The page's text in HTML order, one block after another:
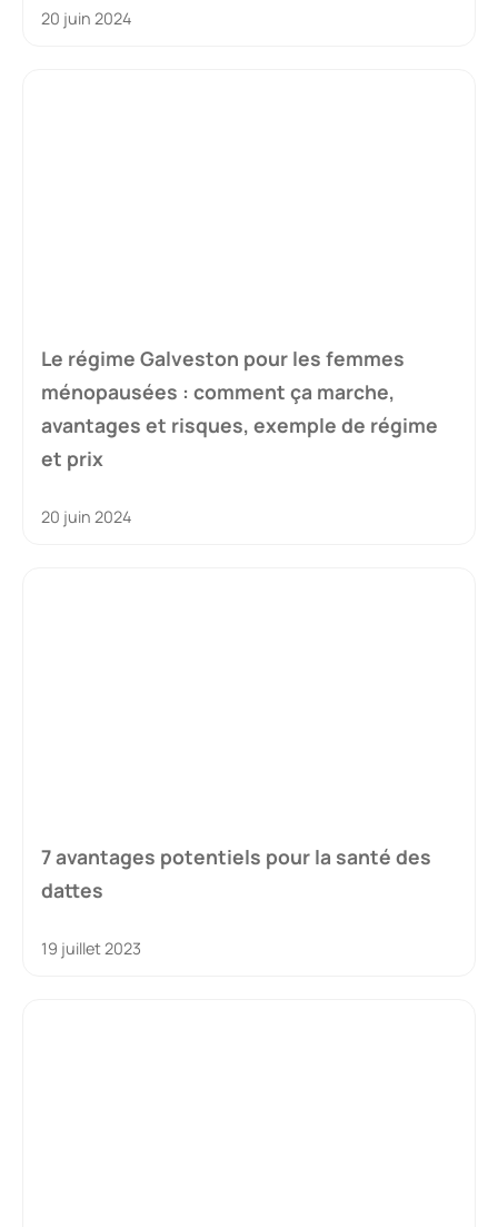
20 juin 2024
Le régime Galveston pour les femmes
ménopausées : comment ça marche,
avantages et risques, exemple de régime
et prix
20 juin 2024
7 avantages potentiels pour la santé des
dattes
19 juillet 2023